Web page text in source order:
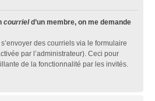
courrield’un membre, on me demande
des courriels via le formulaire
par l’administrateur). Ceci pour
de la fonctionnalité par les invités.